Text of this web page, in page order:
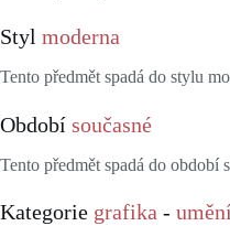
Styl moderna
Tento předmět spadá do stylu
Období současné
Tento předmět spadá do období
Kategorie grafika -